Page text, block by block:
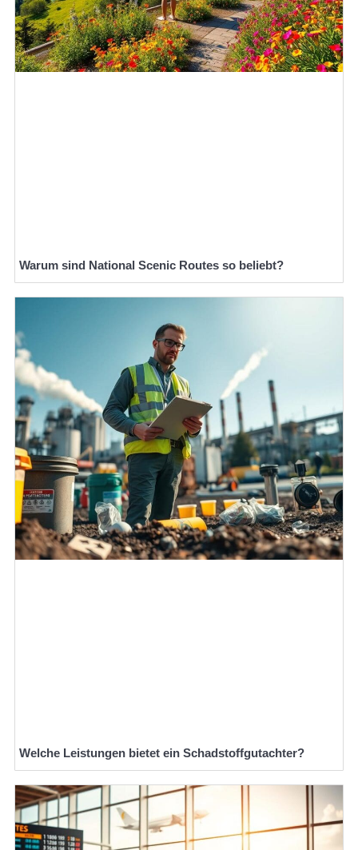
Warum sind National Scenic Routes so beliebt?
Welche Leistungen bietet ein Schadstoffgutachter?